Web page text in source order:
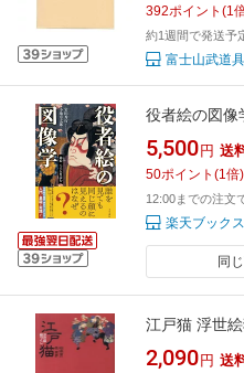
392ポイント (1
約1週間で発送予
富士山武道具
役者絵の図像
5,500 円 送
50ポイント (1倍)
12:00までの注文
楽天ブックス
同
江戸猫 浮世
2,090 円 送